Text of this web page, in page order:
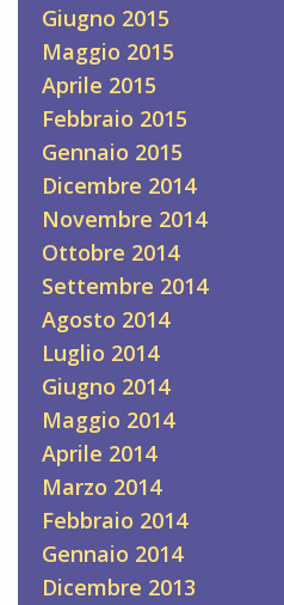
Giugno 2015
Maggio 2015
Aprile 2015
Febbraio 2015
Gennaio 2015
Dicembre 2014
Novembre 2014
Ottobre 2014
Settembre 2014
Agosto 2014
Luglio 2014
Giugno 2014
Maggio 2014
Aprile 2014
Marzo 2014
Febbraio 2014
Gennaio 2014
Dicembre 2013